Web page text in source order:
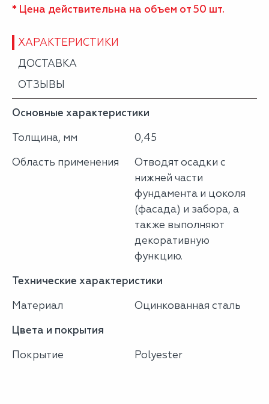
* Цена действительна на объем от 50 шт.
ХАРАКТЕРИСТИКИ
ДОСТАВКА
ОТЗЫВЫ
Основные характеристики
Толщина, мм 0,45
Область применения
Отводят осадки с
нижней части
фундамента и цоколя
(фасада) и забора, а
также выполняют
декоративную
функцию.
Технические характеристики
Материал Оцинкованная сталь
Цвета и покрытия
Покрытие Polyester